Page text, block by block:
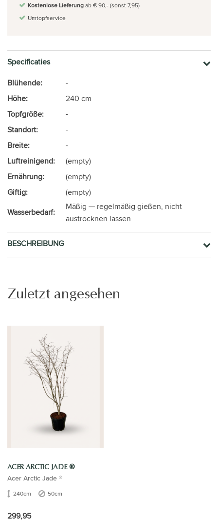
Kostenlose Lieferungab € 90,- (sonst 7,95)
Umtopfservice
Specificaties
Blühende:
-
Höhe:
240 cm
Topfgröße:
-
Standort:
-
Breite:
-
Luftreinigend:
(empty)
Ernährung:
(empty)
Giftig:
(empty)
Wasserbedarf:
Mäßig — regelmäßig gießen, nicht
austrocknen lassen
BESCHREIBUNG
Zuletzt angesehen
ACER ARCTIC JADE ®
Acer Arctic Jade ®
240cm 50cm
299,95